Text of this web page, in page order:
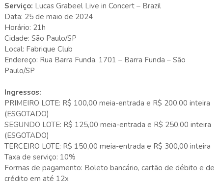
Serviço: Lucas Grabeel Live in Concert – Brazil
Data: 25 de maio de 2024
Horário: 21h
Cidade: São Paulo/SP
Local: Fabrique Club
Endereço: Rua Barra Funda, 1701 – Barra Funda – São
Paulo/SP
Ingressos:
PRIMEIRO LOTE: R$ 100,00 meia-entrada e R$ 200,00 inteira
(ESGOTADO)
SEGUNDO LOTE: R$ 125,00 meia-entrada e R$ 250,00 inteira
(ESGOTADO)
TERCEIRO LOTE: R$ 150,00 meia-entrada e R$ 300,00 inteira
Taxa de serviço: 10%
Formas de pagamento: Boleto bancário, cartão de débito e de
crédito em até 12x